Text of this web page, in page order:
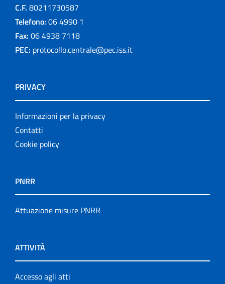
C.F. 80211730587
Telefono: 06 4990 1
Fax: 06 4938 7118
PEC: protocollo.centrale@pec.iss.it
PRIVACY
Informazioni per la privacy
Contatti
Cookie policy
PNRR
Attuazione misure PNRR
ATTIVITÀ
Accesso agli atti